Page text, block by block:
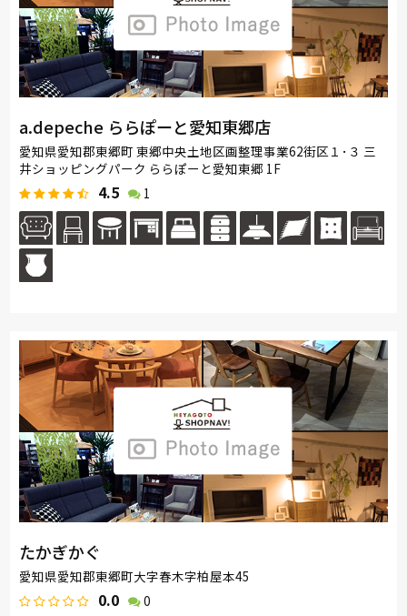
a.depeche ららぽーと愛知東郷店
愛知県愛知郡東郷町 東郷中央土地区画整理事業62街区１･３ 三
井ショッピングパーク ららぽーと愛知東郷 1F
4.5 1
たかぎかぐ
愛知県愛知郡東郷町大字春木字柏屋本45
0.0 0